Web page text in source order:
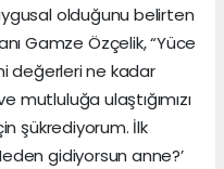
olduğunu belirten
Gamze Özçelik, “Yüce
değerleri ne kadar
mutluluğa ulaştığımızı
şükrediyorum. İlk
gidiyorsun anne?’